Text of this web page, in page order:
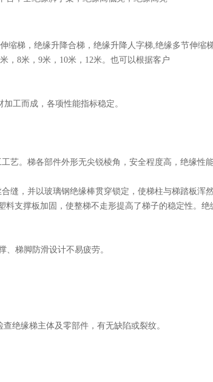
缩梯，绝缘升降合梯，绝缘升降人字梯,绝缘多节伸缩
，8米，9米，10米，12米。也可以根据客户
工而成，各项性能指标稳定。
艺。梯各部件外形无尖锐棱角，安全程度高，绝缘性能
缝，并以玻璃钢绝缘棒贯穿锁定，使梯柱与梯踏板浑
支撑板加固，使整梯不走形提高了梯子的稳定性。绝
梯脚防滑设计不易疲劳。
绝缘梯主体及零部件，有无缺陷或裂纹。